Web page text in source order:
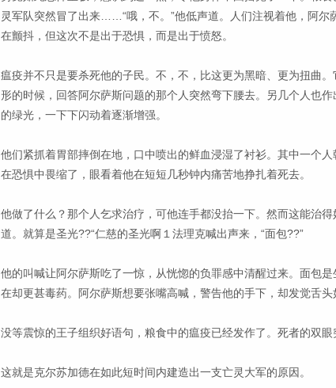
灵军队突然冒了出来……“哦，不。”他低声道。人们注视着他，阿尔
在颤抖，但这次不是出于恐惧，而是出于愤怒。
瘟疫并不只是要杀死他的子民。不，不，比这更为黑暗、更为扭曲
形的时候，回答阿尔萨斯问题的那个人突然弯下腰去。另几个人也
的绿光，一下下闪动着逐渐增强。
他们紧抓着胃部摔倒在地，口中喷出的鲜血浸湿了衬衫。其中一个
在恐惧中畏缩了，眼看着他在短短几秒钟内痛苦地挣扎着死去。
他做了什么？那个人乞求治疗，可他连手都没抬一下。然而这能治
道。就算是圣光??“仁慈的圣光啊１法理克喊出声来，“面包??”
他的叫喊让阿尔萨斯吃了一惊，从恍惚的负罪感中清醒过来。面包
在却更甚毒药。阿尔萨斯想要张嘴高喊，警告他的手下，却发觉舌头
没等震惊的王子组织好语句，粮食中的瘟疫已经发作了。死者的双眼
这就是克尔苏加德在如此短时间内建造出一支亡灵大军的原因。